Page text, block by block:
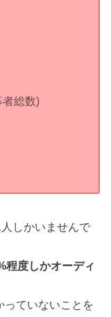
総数)
しかいませんで
程度しかオーディ
っていないことを